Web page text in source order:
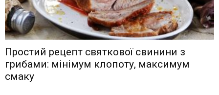
Простий рецепт святкової свинини з
грибами: мінімум клопоту, максимум
смаку